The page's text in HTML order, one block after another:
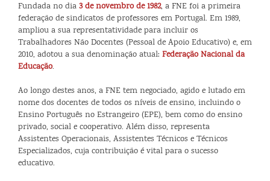
Fundada no dia 3 de novembro de 1982, a FNE foi a primeira
federação de sindicatos de professores em Portugal. Em 1989,
ampliou a sua representatividade para incluir os
Trabalhadores Não Docentes (Pessoal de Apoio Educativo) e, em
2010, adotou a sua denominação atual: Federação Nacional da
Educação.
Ao longo destes anos, a FNE tem negociado, agido e lutado em
nome dos docentes de todos os níveis de ensino, incluindo o
Ensino Português no Estrangeiro (EPE), bem como do ensino
privado, social e cooperativo. Além disso, representa
Assistentes Operacionais, Assistentes Técnicos e Técnicos
Especializados, cuja contribuição é vital para o sucesso
educativo.